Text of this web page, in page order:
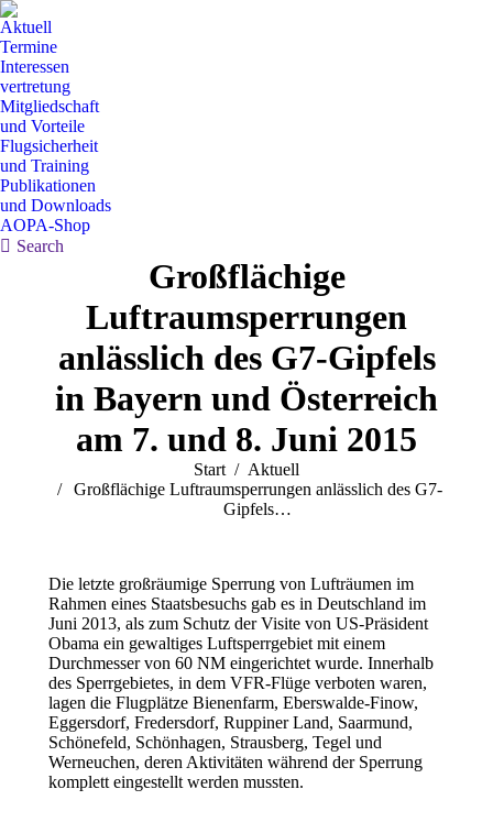
Aktuell
Termine
Interessen
vertretung
Mitgliedschaft
und Vorteile
Flugsicherheit
und Training
Publikationen
und Downloads
AOPA-Shop
Search:
Search
Großflächige
Luftraumsperrungen
anlässlich des G7-Gipfels
in Bayern und Österreich
am 7. und 8. Juni 2015
Sie befinden sich hier:Start
Aktuell
Großflächige Luftraumsperrungen anlässlich des G7-
Gipfels…
Die letzte großräumige Sperrung von Lufträumen im
Rahmen eines Staatsbesuchs gab es in Deutschland im
Juni 2013, als zum Schutz der Visite von US-Präsident
Obama ein gewaltiges Luftsperrgebiet mit einem
Durchmesser von 60 NM eingerichtet wurde. Innerhalb
des Sperrgebietes, in dem VFR-Flüge verboten waren,
lagen die Flugplätze Bienenfarm, Eberswalde-Finow,
Eggersdorf, Fredersdorf, Ruppiner Land, Saarmund,
Schönefeld, Schönhagen, Strausberg, Tegel und
Werneuchen, deren Aktivitäten während der Sperrung
komplett eingestellt werden mussten.